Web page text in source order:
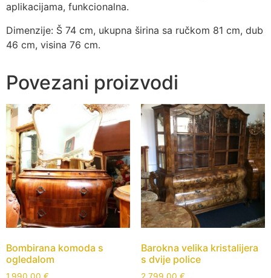
aplikacijama, funkcionalna.
Dimenzije: Š 74 cm, ukupna širina sa ručkom 81 cm, dub
46 cm, visina 76 cm.
Povezani proizvodi
Bombirana komoda s
ogledalom
Barokna velika kristalijera
s dvije police